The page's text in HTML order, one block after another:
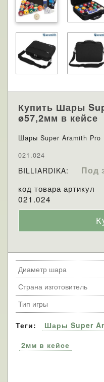
Купить Шары
ø57,2мм в кейсе
Шары Super Aramith Pro
021.024
BILLIARDIKA: Под
код товара артикул
021.024
Диаметр шара
Страна изготовитель
Тип игры
Теги:
Шары Super
2мм в кейсе